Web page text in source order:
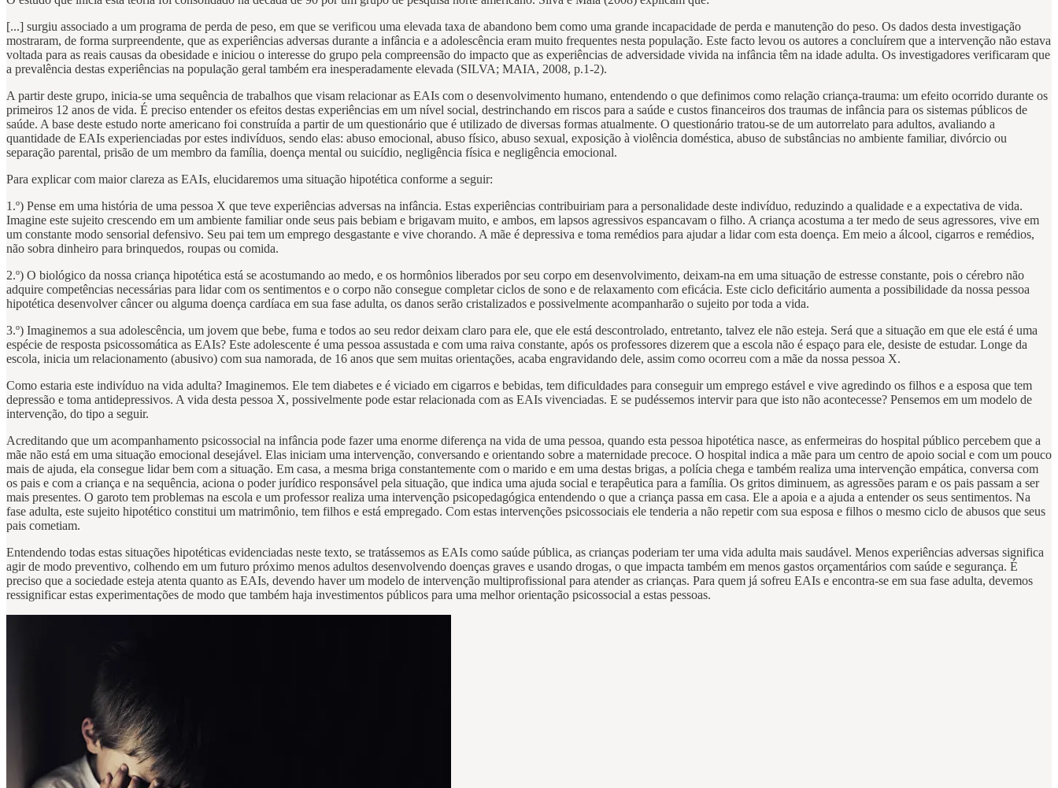
[...] surgiu associado a um programa de perda de peso, em que se verificou uma elevada taxa de abandono bem como uma grande incapacidade de perda e manutenção do peso. Os dados desta investigação
mostraram, de forma surpreendente, que as experiências adversas durante a infância e a adolescência eram muito frequentes nesta população. Este facto levou os autores a concluírem que a intervenção não estava
voltada para as reais causas da obesidade e iniciou o interesse do grupo pela compreensão do impacto que as experiências de adversidade vivida na infância têm na idade adulta. Os investigadores verificaram que
a prevalência destas experiências na população geral também era inesperadamente elevada (SILVA; MAIA, 2008, p.1-2).
A partir deste grupo, inicia-se uma sequência de trabalhos que visam relacionar as EAIs com o desenvolvimento humano, entendendo o que definimos como relação criança-trauma: um efeito ocorrido durante os
primeiros 12 anos de vida. É preciso entender os efeitos destas experiências em um nível social, destrinchando em riscos para a saúde e custos financeiros dos traumas de infância para os sistemas públicos de
saúde. A base deste estudo norte americano foi construída a partir de um questionário que é utilizado de diversas formas atualmente. O questionário tratou-se de um autorrelato para adultos, avaliando a
quantidade de EAIs experienciadas por estes indivíduos, sendo elas: abuso emocional, abuso físico, abuso sexual, exposição à violência doméstica, abuso de substâncias no ambiente familiar, divórcio ou
separação parental, prisão de um membro da família, doença mental ou suicídio, negligência física e negligência emocional.
Para explicar com maior clareza as EAIs, elucidaremos uma situação hipotética conforme a seguir:
1.º) Pense em uma história de uma pessoa X que teve experiências adversas na infância. Estas experiências contribuiriam para a personalidade deste indivíduo, reduzindo a qualidade e a expectativa de vida.
Imagine este sujeito crescendo em um ambiente familiar onde seus pais bebiam e brigavam muito, e ambos, em lapsos agressivos espancavam o filho. A criança acostuma a ter medo de seus agressores, vive em
um constante modo sensorial defensivo. Seu pai tem um emprego desgastante e vive chorando. A mãe é depressiva e toma remédios para ajudar a lidar com esta doença. Em meio a álcool, cigarros e remédios,
não sobra dinheiro para brinquedos, roupas ou comida.
2.º) O biológico da nossa criança hipotética está se acostumando ao medo, e os hormônios liberados por seu corpo em desenvolvimento, deixam-na em uma situação de estresse constante, pois o cérebro não
adquire competências necessárias para lidar com os sentimentos e o corpo não consegue completar ciclos de sono e de relaxamento com eficácia. Este ciclo deficitário aumenta a possibilidade da nossa pessoa
hipotética desenvolver câncer ou alguma doença cardíaca em sua fase adulta, os danos serão cristalizados e possivelmente acompanharão o sujeito por toda a vida.
3.º) Imaginemos a sua adolescência, um jovem que bebe, fuma e todos ao seu redor deixam claro para ele, que ele está descontrolado, entretanto, talvez ele não esteja. Será que a situação em que ele está é uma
espécie de resposta psicossomática as EAIs? Este adolescente é uma pessoa assustada e com uma raiva constante, após os professores dizerem que a escola não é espaço para ele, desiste de estudar. Longe da
escola, inicia um relacionamento (abusivo) com sua namorada, de 16 anos que sem muitas orientações, acaba engravidando dele, assim como ocorreu com a mãe da nossa pessoa X.
Como estaria este indivíduo na vida adulta? Imaginemos. Ele tem diabetes e é viciado em cigarros e bebidas, tem dificuldades para conseguir um emprego estável e vive agredindo os filhos e a esposa que tem
depressão e toma antidepressivos. A vida desta pessoa X, possivelmente pode estar relacionada com as EAIs vivenciadas. E se pudéssemos intervir para que isto não acontecesse? Pensemos em um modelo de
intervenção, do tipo a seguir.
Acreditando que um acompanhamento psicossocial na infância pode fazer uma enorme diferença na vida de uma pessoa, quando esta pessoa hipotética nasce, as enfermeiras do hospital público percebem que a
mãe não está em uma situação emocional desejável. Elas iniciam uma intervenção, conversando e orientando sobre a maternidade precoce. O hospital indica a mãe para um centro de apoio social e com um pouco
mais de ajuda, ela consegue lidar bem com a situação. Em casa, a mesma briga constantemente com o marido e em uma destas brigas, a polícia chega e também realiza uma intervenção empática, conversa com
os pais e com a criança e na sequência, aciona o poder jurídico responsável pela situação, que indica uma ajuda social e terapêutica para a família. Os gritos diminuem, as agressões param e os pais passam a ser
mais presentes. O garoto tem problemas na escola e um professor realiza uma intervenção psicopedagógica entendendo o que a criança passa em casa. Ele a apoia e a ajuda a entender os seus sentimentos. Na
fase adulta, este sujeito hipotético constitui um matrimônio, tem filhos e está empregado. Com estas intervenções psicossociais ele tenderia a não repetir com sua esposa e filhos o mesmo ciclo de abusos que seus
pais cometiam.
Entendendo todas estas situações hipotéticas evidenciadas neste texto, se tratássemos as EAIs como saúde pública, as crianças poderiam ter uma vida adulta mais saudável. Menos experiências adversas significa
agir de modo preventivo, colhendo em um futuro próximo menos adultos desenvolvendo doenças graves e usando drogas, o que impacta também em menos gastos orçamentários com saúde e segurança. É
preciso que a sociedade esteja atenta quanto as EAIs, devendo haver um modelo de intervenção multiprofissional para atender as crianças. Para quem já sofreu EAIs e encontra-se em sua fase adulta, devemos
ressignificar estas experimentações de modo que também haja investimentos públicos para uma melhor orientação psicossocial a estas pessoas.